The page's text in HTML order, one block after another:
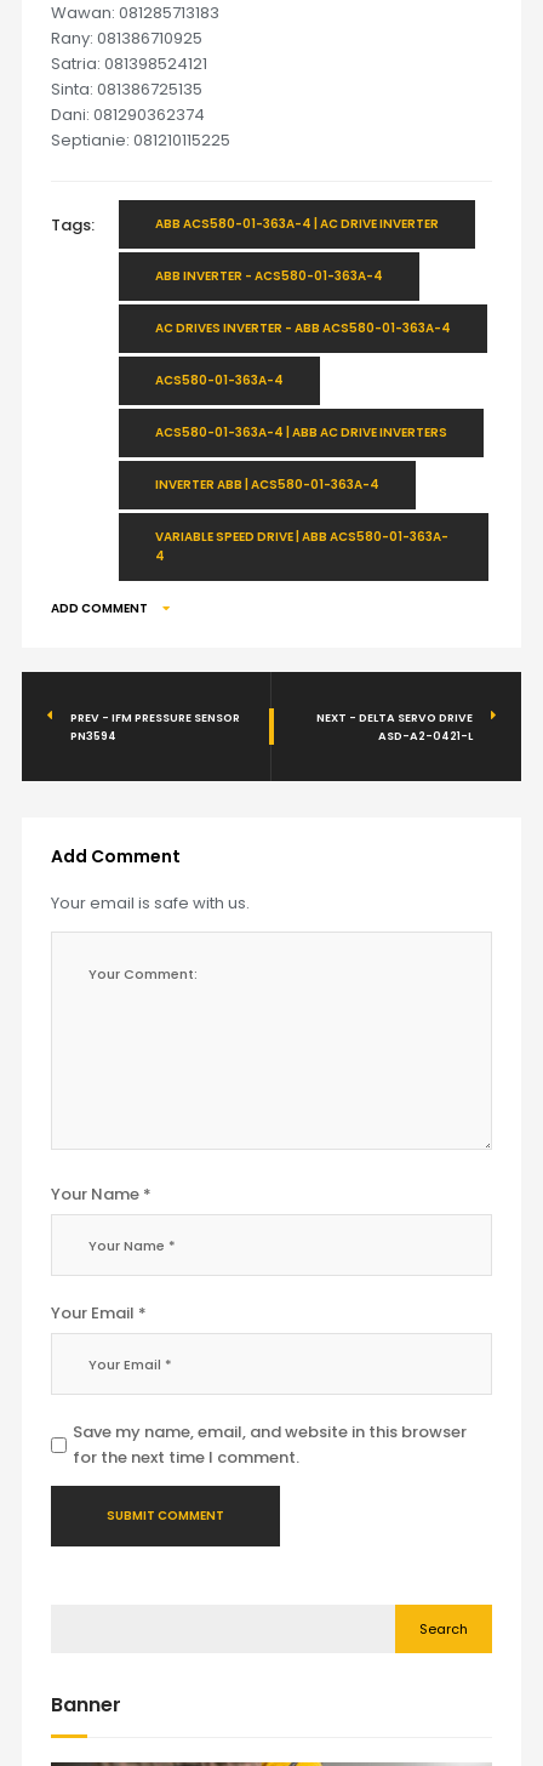
Wawan: 081285713183
Rany: 081386710925
Satria: 081398524121
Sinta: 081386725135
Dani: 081290362374
Septianie: 081210115225
Tags: ABB ACS580-01-363A-4 | AC DRIVE INVERTER
ABB INVERTER - ACS580-01-363A-4
AC DRIVES INVERTER - ABB ACS580-01-363A-4
ACS580-01-363A-4
ACS580-01-363A-4 | ABB AC DRIVE INVERTERS
INVERTER ABB | ACS580-01-363A-4
VARIABLE SPEED DRIVE | ABB ACS580-01-363A-
4
ADD COMMENT
PREV - IFM PRESSURE SENSOR
PN3594
NEXT - DELTA SERVO DRIVE
ASD-A2-0421-L
Add Comment
Your email is safe with us.
Your Name *
Your Email *
Save my name, email, and website in this browser
for the next time I comment.
Search
Banner